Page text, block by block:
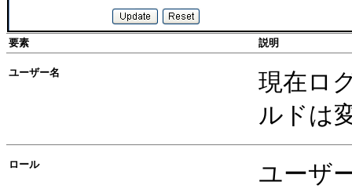
要素 説明
ユーザー名
現在ロ
ルドは
ロール ユーザ